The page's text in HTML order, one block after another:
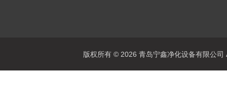
版权所有 © 2026 青岛宁鑫净化设备有限